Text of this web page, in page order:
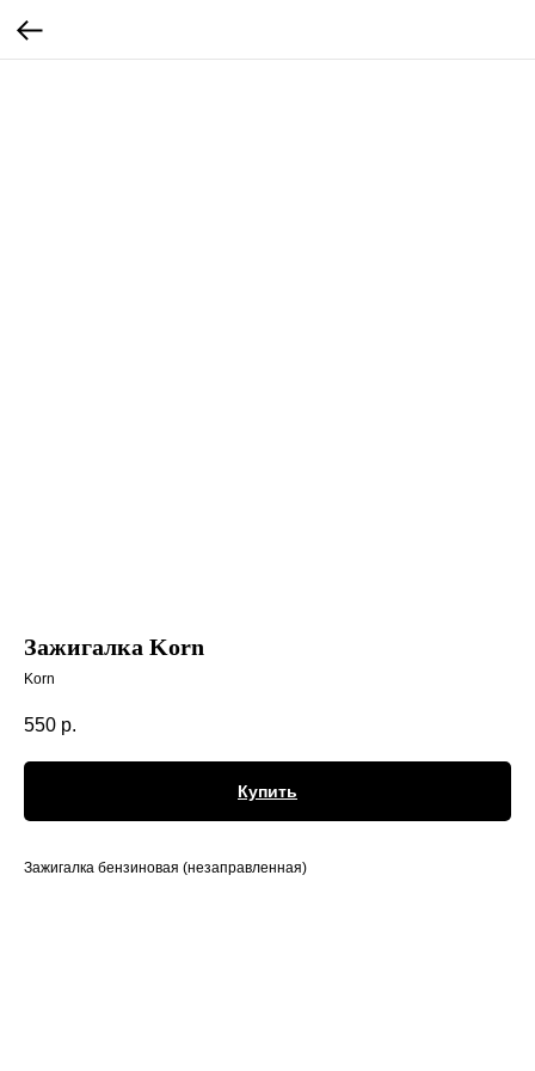
Зажигалка Korn
Korn
550 р.
Купить
Зажигалка бензиновая (незаправленная)